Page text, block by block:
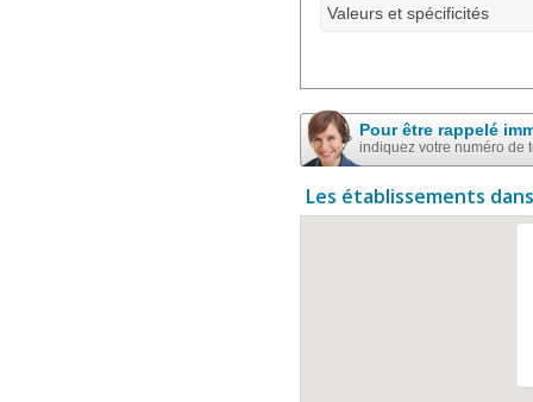
Valeurs et spécificités
Pour être rappelé
indiquez votre numéro de
Les établissements